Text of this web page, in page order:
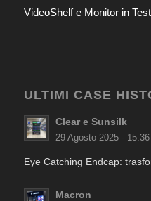
VideoShelf e Monitor in
ULTIMI CASE
Clear e Sunsilk
29 Agosto 2025 - 15:36
Eye Catching Endcap:
Macron